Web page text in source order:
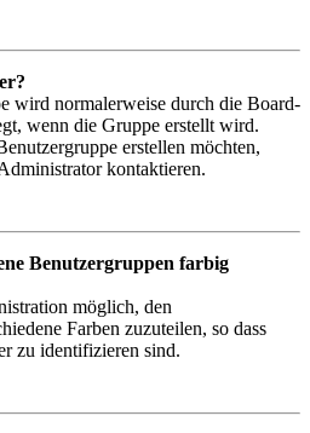
wird normalerweise durch die Board-
wenn die Gruppe erstellt wird.
erstellen möchten,
kontaktieren.
Benutzergruppen farbig
möglich, den
Farben zuzuteilen, so dass
zu identifizieren sind.